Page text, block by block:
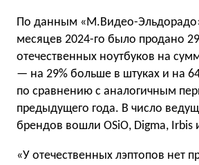
По данным «М.Видео-
месяцев 2024-го было продано
отечественных ноутбуков на
— на 29% больше в штуках и на
по сравнению с аналогичным
предыдущего года. В число
брендов вошли OSiO, Digma, Irbis
«У отечественных лэптопов нет